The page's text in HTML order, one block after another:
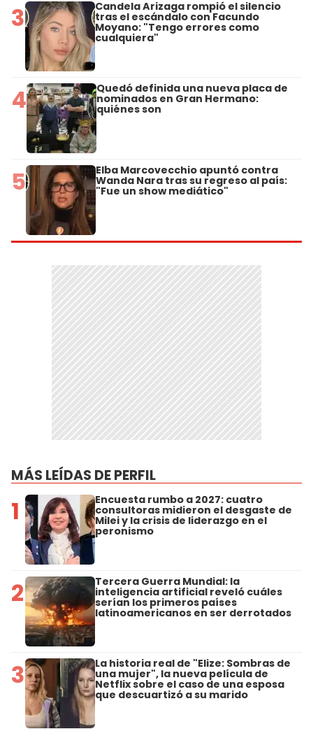
3 Candela Arizaga rompió el silencio
tras el escándalo con Facundo
Moyano: "Tengo errores como
cualquiera"
4 Quedó definida una nueva placa de
nominados en Gran Hermano:
quiénes son
5 Elba Marcovecchio apuntó contra
Wanda Nara tras su regreso al país:
"Fue un show mediático"
MÁS LEÍDAS DE PERFIL
1 Encuesta rumbo a 2027: cuatro
consultoras midieron el desgaste de
Milei y la crisis de liderazgo en el
peronismo
2 Tercera Guerra Mundial: la
inteligencia artificial reveló cuáles
serían los primeros países
latinoamericanos en ser derrotados
3 La historia real de "Elize: Sombras de
una mujer", la nueva película de
Netflix sobre el caso de una esposa
que descuartizó a su marido